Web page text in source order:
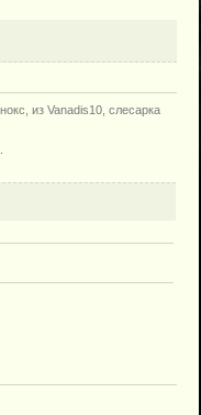
из Vanadis10, слесарка